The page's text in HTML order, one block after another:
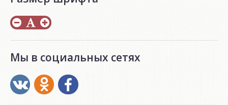
Мы в социальных сетях